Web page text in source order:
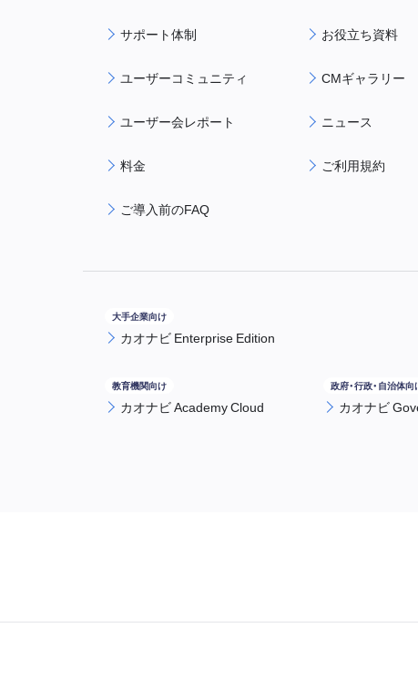
サポート体制
ユーザーコミュニティ
ユーザー会レポート
料金
ご導入前のFAQ
お役立ち資料
CMギャラリー
ニュース
ご利用規約
カオナビ Enterprise Edition
カオナビ Academy Cloud カオナビ